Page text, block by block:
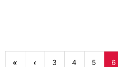
« ‹ 3 4 5 6